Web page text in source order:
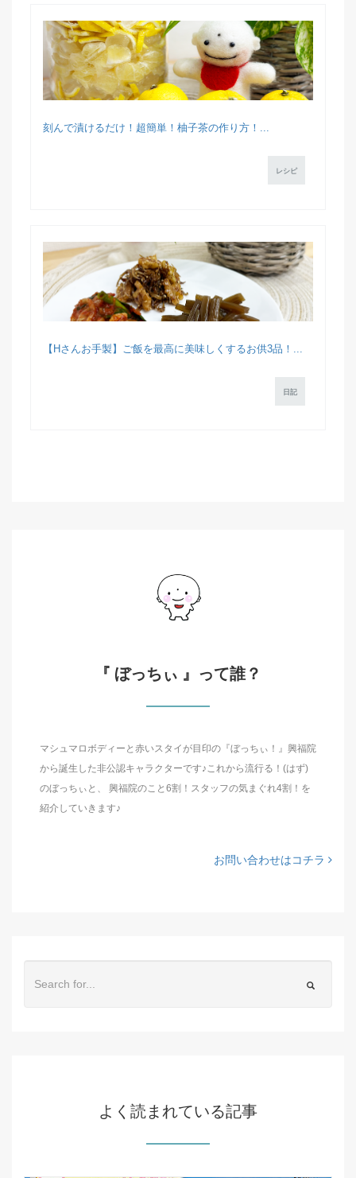
刻んで漬けるだけ！超簡単！柚子茶の作り方！...
レシピ
【Hさんお手製】ご飯を最高に美味しくするお供3品！...
日記
『 ぼっちぃ 』って誰？
マシュマロボディーと赤いスタイが目印の『ぼっちぃ！』興福院
から誕生した非公認キャラクターです♪これから流行る！(はず)
のぼっちぃと、 興福院のこと6割！スタッフの気まぐれ4割！を
紹介していきます♪
お問い合わせはコチラ
よく読まれている記事